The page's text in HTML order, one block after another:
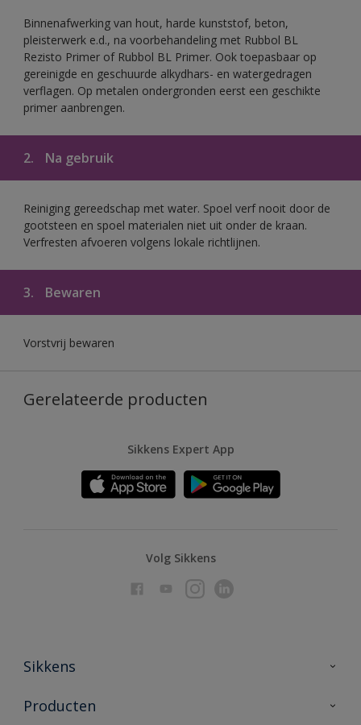
Binnenafwerking van hout, harde kunststof, beton,
pleisterwerk e.d., na voorbehandeling met Rubbol BL
Rezisto Primer of Rubbol BL Primer. Ook toepasbaar op
gereinigde en geschuurde alkydhars- en watergedragen
verflagen. Op metalen ondergronden eerst een geschikte
primer aanbrengen.
2. Na gebruik
Reiniging gereedschap met water. Spoel verf nooit door de
gootsteen en spoel materialen niet uit onder de kraan.
Verfresten afvoeren volgens lokale richtlijnen.
3. Bewaren
Vorstvrij bewaren
Gerelateerde producten
Sikkens Expert App
Volg Sikkens
Sikkens
Over Sikkens
Producten